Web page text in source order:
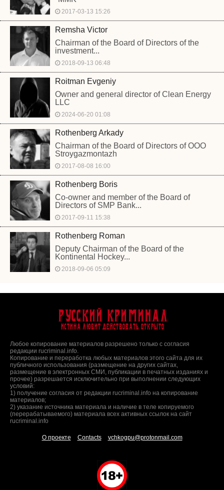
2017-03-13 15:26
Remsha Victor
Chairman of the Board of Directors of the
investment...
2018-09-13 06:48
Roitman Evgeniy
Owner and general director of Clean Energy
LLC
2024-06-20 01:08
Rothenberg Arkady
Chairman of the Board of Directors of OOO
Stroygazmontazh
2017-08-08 16:00
Rothenberg Boris
Co-owner and member of the Board of
Directors of SMP Bank...
2017-09-11 15:38
Rothenberg Roman
Deputy Chairman of the Board of the
Kontinental Hockey...
2018-09-06 05:09
Русский Криминал
Истина любит действовать открыто
Любое копирование материалов разрешено только с согласия
редакции rucriminal.info.
Копирование и переработка любых материалов этого сайта для их
публичного использования (размещение на других сайтах,
размещение в электронных СМИ, публикации в печатных изданиях и
прочее) разрешается исключительно при выполнении следующих
условий:
1) получение согласия от редакции rucriminal.info на копирование
материалов;
2) указание источника материала и наличие в теле копируемого
(перерабатываемого) материала всех активных ссылок на сайт
rucriminal.info
О проекте Contacts vchkogpu@protonmail.com